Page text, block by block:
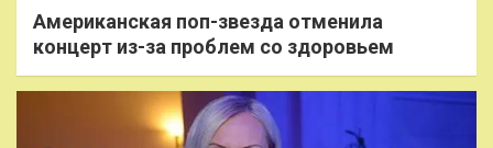
Американская поп-звезда отменила
концерт из-за проблем со здоровьем